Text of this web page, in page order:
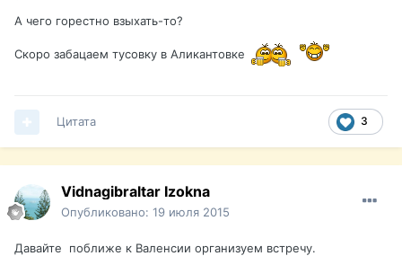
А чего горестно взыхать-то?
Скоро забацаем тусовку в Аликантовке
3
Цитата
Vidnagibraltar Izokna
Опубликовано: 19 июля 2015
Давайте поближе к Валенсии организуем встречу.